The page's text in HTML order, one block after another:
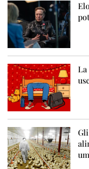
La